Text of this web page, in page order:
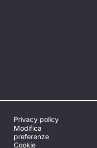
Privacy policy
Modifica
preferenze
Cookie